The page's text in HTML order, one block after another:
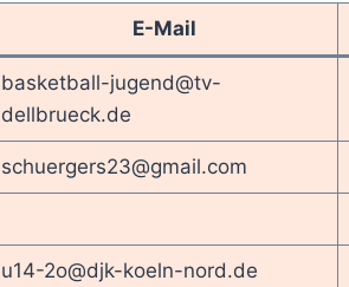
E-Mail
basketball-jugend@tv-
dellbrueck.de
schuergers23@gmail.com
u14-2o@djk-koeln-nord.de